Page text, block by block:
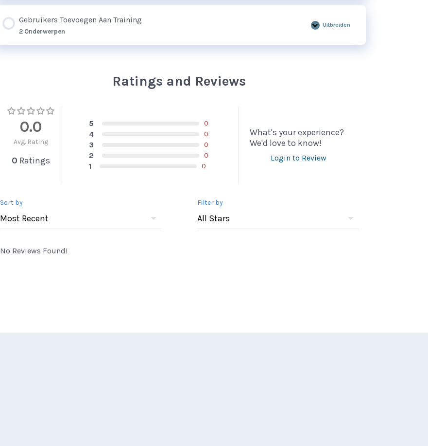
Gebruikers Toevoegen Aan Training
2 Onderwerpen
Uitbreiden
Gebruikers
Ratings and Reviews
0.0
Avg. Rating
0 Ratings
5 0
4 0
3 0
2 0
1 0
What's your experience?
We'd love to know!
Login to Review
Sort by Filter by
No Reviews Found!